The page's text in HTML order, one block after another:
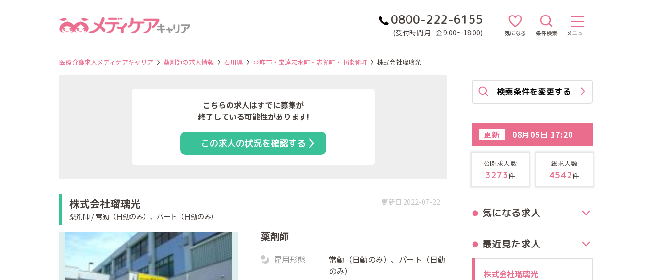
0800-222-6155
(受付時間:月~金 9:00～18:00) 気になる 条件検索 メニュー
医療介護求人メディケアキャリア 薬剤師の求人情報 石川県 羽咋市・宝達志水町・志賀町・中能登町 株式会社瑠璃光
こちらの求人はすでに募集が
終了している可能性があります!
この求人の状況を確認する
株式会社瑠璃光
薬剤師 / 常勤（日勤のみ）、パート（日勤のみ）
更新日 2022-07-22
薬剤師
雇用形態
常勤（日勤のみ）、パート（日勤
のみ）
検索条件を変更する
更新 08月05日 17:20
公開求人数
3273件
総求人数
4542件
気になる求人
最近見た求人
株式会社瑠璃光